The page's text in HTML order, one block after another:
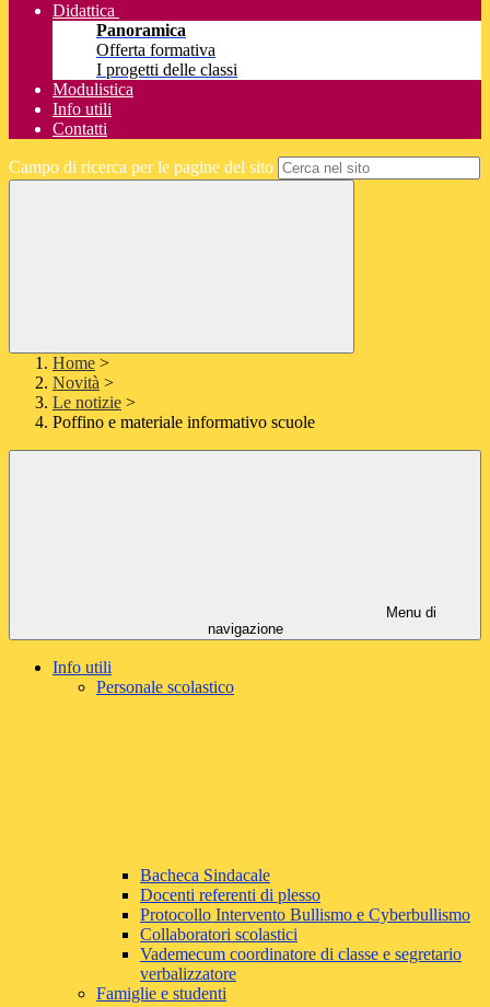
Didattica
Panoramica
Offerta formativa
I progetti delle classi
Modulistica
Info utili
Contatti
Campo di ricerca per le pagine del sito
Home >
Novità >
Le notizie >
Poffino e materiale informativo scuole
Menu di
navigazione
Info utili
Personale scolastico
Bacheca Sindacale
Docenti referenti di plesso
Protocollo Intervento Bullismo e Cyberbullismo
Collaboratori scolastici
Vademecum coordinatore di classe e segretario
verbalizzatore
Famiglie e studenti